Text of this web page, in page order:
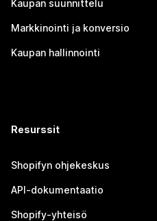
Kaupan suunnittelu
Markkinointi ja konversio
Kaupan hallinnointi
Resurssit
Shopifyn ohjekeskus
API-dokumentaatio
Shopify-yhteisö